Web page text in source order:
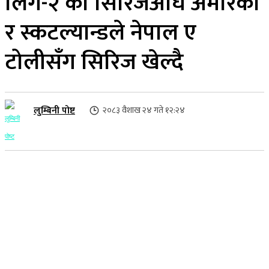
र स्कटल्यान्डले नेपाल ए
टोलीसँग सिरिज खेल्दै
लुम्बिनी पोष्ट २०८३ वैशाख २४ गते १२:२४